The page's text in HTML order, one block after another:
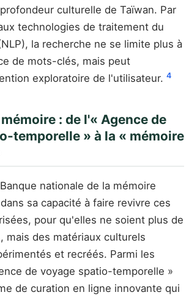
culturelle de Taïwan. Par
technologies de traitement du
la recherche ne se limite plus à
de mots-clés, mais peut
exploratoire de l'utilisateur. 4
: de l'« Agence de
temporelle » à la « mémoire
nationale de la mémoire
sa capacité à faire revivre ces
pour qu'elles ne soient plus de
mais des matériaux culturels
et recréés. Parmi les
de voyage spatio-temporelle »
de curation en ligne innovante qui